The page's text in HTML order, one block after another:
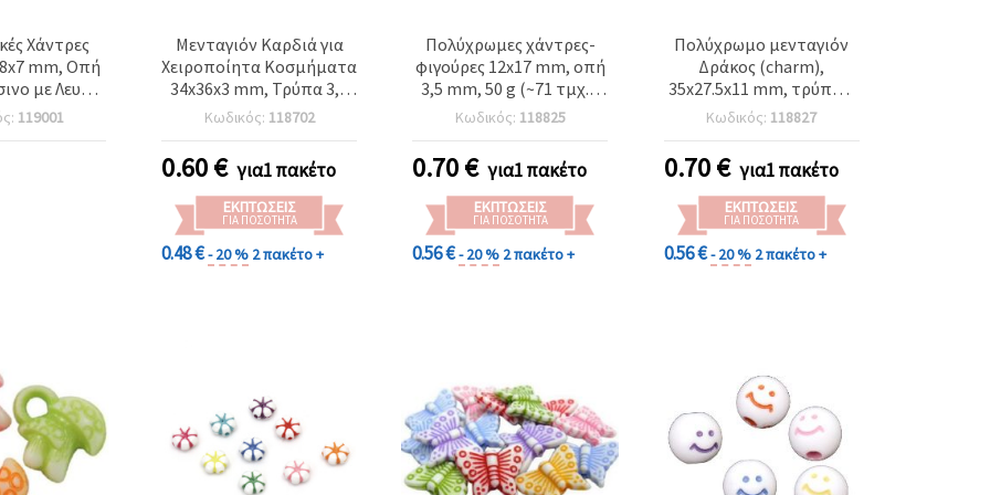
Χάντρες
mm, Οπή
με Λευκές
50 τεμ.
119001
Μενταγιόν Καρδιά για
Χειροποίητα Κοσμήματα
34x36x3 mm, Τρύπα 3,5
mm, Διάφανο
Πολύχρωμο με Μαύρη
Λεπτομέρεια - 4 τεμάχια
Κωδικός: 118702
0.60€ για1 πακέτο
ΕΚΠΤΏΣΕΙΣ
ΓΙΑ ΠΟΣΌΤΗΤΑ
0.48 €- 20 % 2 πακέτο +
Πολύχρωμες χάντρες-
φιγούρες 12x17 mm, οπή
3,5 mm, 50 g (~71 τμχ.),
για κοσμήματα,
βραχιόλια, κολιέ και
διακόσμηση, ασόρτι
Κωδικός: 118825
0.70€ για1 πακέτο
ΕΚΠΤΏΣΕΙΣ
ΓΙΑ ΠΟΣΌΤΗΤΑ
0.56 €- 20 % 2 πακέτο +
Πολύχρωμο μενταγιόν
Δράκος (charm),
35x27.5x11 mm, τρύπα 2
mm, συσκευασία 5 τεμ.
Κωδικός: 118827
0.70€ για1 πακέτο
ΕΚΠΤΏΣΕΙΣ
ΓΙΑ ΠΟΣΌΤΗΤΑ
0.56 €- 20 % 2 πακέτο +